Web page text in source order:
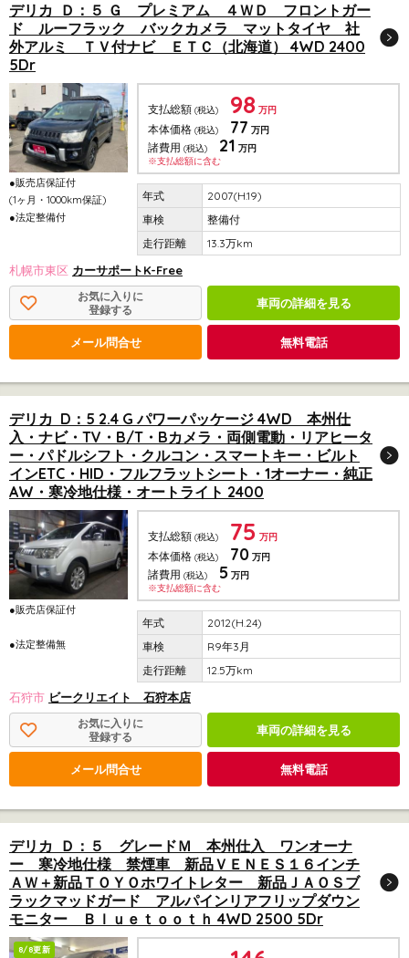
デリカ Ｄ：５ Ｇ プレミアム ４ＷＤ フロントガー
ド ルーフラック バックカメラ マットタイヤ 社
外アルミ ＴＶ付ナビ ＥＴＣ（北海道） 4WD 2400
5Dr
●販売店保証付
(1ヶ月・1000km保証)
●法定整備付
支払総額 (税込) 98 万円
本体価格 (税込) 77 万円
諸費用 (税込) 21 万円
※支払総額に含む
2007(H.19)
整備付
13.3万km
札幌市東区 カーサポートK-Free
お気に入りに
登録する
車両の詳細を見る
メール問合せ 無料電話
デリカ D：5 2.4 G パワーパッケージ 4WD 本州仕
入・ナビ・TV・B/T・Bカメラ・両側電動・リアヒータ
ー・パドルシフト・クルコン・スマートキー・ビルト
インETC・HID・フルフラットシート・1オーナー・純正
AW・寒冷地仕様・オートライト 2400
●販売店保証付
●法定整備無
支払総額 (税込) 75 万円
本体価格 (税込) 70 万円
諸費用 (税込) 5 万円
※支払総額に含む
2012(H.24)
R9年3月
12.5万km
石狩市 ビークリエイト 石狩本店
お気に入りに
登録する
車両の詳細を見る
メール問合せ 無料電話
デリカ Ｄ：５ グレードＭ 本州仕入 ワンオーナ
ー 寒冷地仕様 禁煙車 新品ＶＥＮＥＳ１６インチ
ＡＷ＋新品ＴＯＹＯホワイトレター 新品ＪＡＯＳブ
ラックマッドガード アルパインリアフリップダウン
モニター Ｂｌｕｅｔｏｏｔｈ 4WD 2500 5Dr
8/8更新